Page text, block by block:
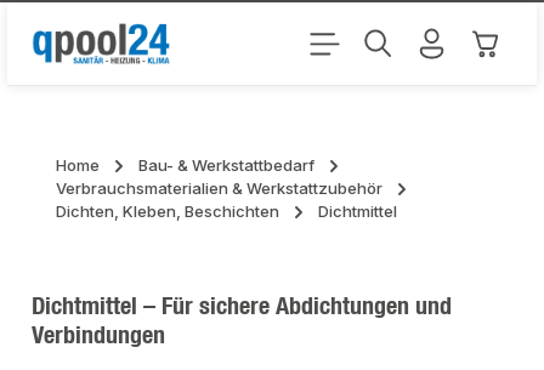
Zum Hauptinhalt springen
Home
Bau- & Werkstattbedarf
Verbrauchsmaterialien & Werkstattzubehör
Dichten, Kleben, Beschichten
Dichtmittel
Dichtmittel – Für sichere Abdichtungen und
Verbindungen